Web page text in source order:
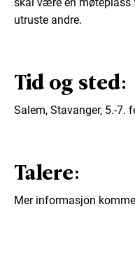
utruste andre.
Tid og sted:
Salem, Stavanger, 5.-7.
Talere:
Mer informasjon